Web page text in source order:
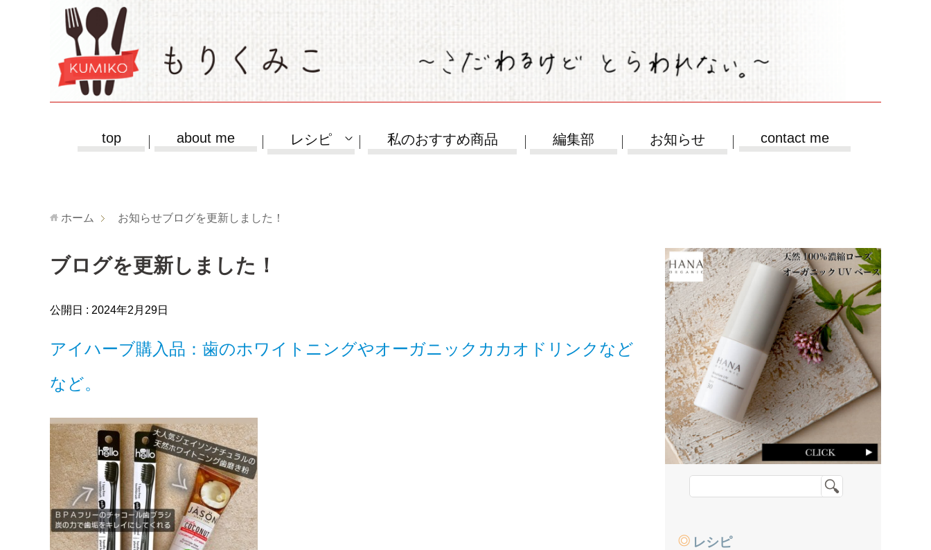
top about me レシピ 私のおすすめ商品 編集部 お知らせ contact me
ホーム お知らせブログを更新しました！
ブログを更新しました！
公開日 : 2024年2月29日
アイハーブ購入品：歯のホワイトニングやオーガニックカカオドリンクなど
など。
レシピ